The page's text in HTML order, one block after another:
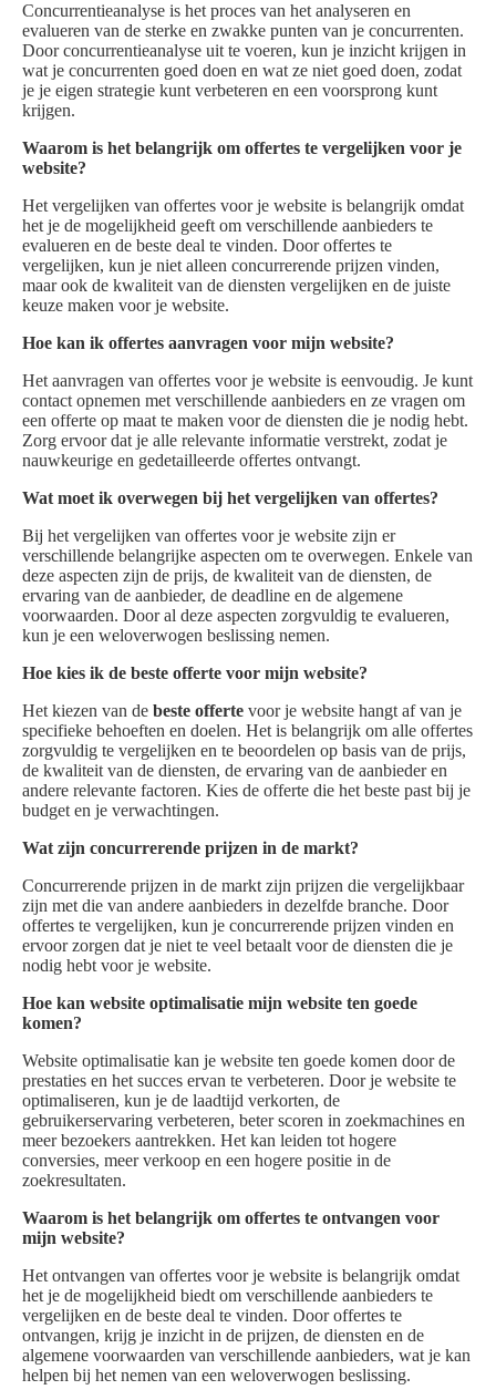
Concurrentieanalyse is het proces van het analyseren en
evalueren van de sterke en zwakke punten van je concurrenten.
Door concurrentieanalyse uit te voeren, kun je inzicht krijgen in
wat je concurrenten goed doen en wat ze niet goed doen, zodat
je je eigen strategie kunt verbeteren en een voorsprong kunt
krijgen.
Waarom is het belangrijk om offertes te vergelijken voor je
website?
Het vergelijken van offertes voor je website is belangrijk omdat
het je de mogelijkheid geeft om verschillende aanbieders te
evalueren en de beste deal te vinden. Door offertes te
vergelijken, kun je niet alleen concurrerende prijzen vinden,
maar ook de kwaliteit van de diensten vergelijken en de juiste
keuze maken voor je website.
Hoe kan ik offertes aanvragen voor mijn website?
Het aanvragen van offertes voor je website is eenvoudig. Je kunt
contact opnemen met verschillende aanbieders en ze vragen om
een offerte op maat te maken voor de diensten die je nodig hebt.
Zorg ervoor dat je alle relevante informatie verstrekt, zodat je
nauwkeurige en gedetailleerde offertes ontvangt.
Wat moet ik overwegen bij het vergelijken van offertes?
Bij het vergelijken van offertes voor je website zijn er
verschillende belangrijke aspecten om te overwegen. Enkele van
deze aspecten zijn de prijs, de kwaliteit van de diensten, de
ervaring van de aanbieder, de deadline en de algemene
voorwaarden. Door al deze aspecten zorgvuldig te evalueren,
kun je een weloverwogen beslissing nemen.
Hoe kies ik de beste offerte voor mijn website?
Het kiezen van de beste offerte voor je website hangt af van je
specifieke behoeften en doelen. Het is belangrijk om alle offertes
zorgvuldig te vergelijken en te beoordelen op basis van de prijs,
de kwaliteit van de diensten, de ervaring van de aanbieder en
andere relevante factoren. Kies de offerte die het beste past bij je
budget en je verwachtingen.
Wat zijn concurrerende prijzen in de markt?
Concurrerende prijzen in de markt zijn prijzen die vergelijkbaar
zijn met die van andere aanbieders in dezelfde branche. Door
offertes te vergelijken, kun je concurrerende prijzen vinden en
ervoor zorgen dat je niet te veel betaalt voor de diensten die je
nodig hebt voor je website.
Hoe kan website optimalisatie mijn website ten goede
komen?
Website optimalisatie kan je website ten goede komen door de
prestaties en het succes ervan te verbeteren. Door je website te
optimaliseren, kun je de laadtijd verkorten, de
gebruikerservaring verbeteren, beter scoren in zoekmachines en
meer bezoekers aantrekken. Het kan leiden tot hogere
conversies, meer verkoop en een hogere positie in de
zoekresultaten.
Waarom is het belangrijk om offertes te ontvangen voor
mijn website?
Het ontvangen van offertes voor je website is belangrijk omdat
het je de mogelijkheid biedt om verschillende aanbieders te
vergelijken en de beste deal te vinden. Door offertes te
ontvangen, krijg je inzicht in de prijzen, de diensten en de
algemene voorwaarden van verschillende aanbieders, wat je kan
helpen bij het nemen van een weloverwogen beslissing.